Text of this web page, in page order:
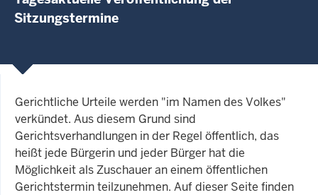
Sitzungstermine
Gerichtliche Urteile werden "im Namen des Volkes"
verkündet. Aus diesem Grund sind
Gerichtsverhandlungen in der Regel öffentlich, das
heißt jede Bürgerin und jeder Bürger hat die
Möglichkeit als Zuschauer an einem öffentlichen
Gerichtstermin teilzunehmen. Auf dieser Seite finden